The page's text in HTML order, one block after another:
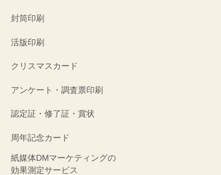
封筒印刷
活版印刷
クリスマスカード
アンケート・調査票印刷
認定証・修了証・賞状
周年記念カード
紙媒体DMマーケティングの
効果測定サービス